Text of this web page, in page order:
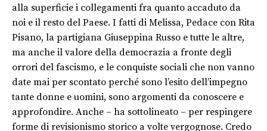
alla superficie i collegamenti fra quanto accaduto da
noi e il resto del Paese. I fatti di Melissa, Pedace con Rita
Pisano, la partigiana Giuseppina Russo e tutte le altre,
ma anche il valore della democrazia a fronte degli
orrori del fascismo, e le conquiste sociali che non vanno
date mai per scontato perché sono l’esito dell’impegno
tante donne e uomini, sono argomenti da conoscere e
approfondire. Anche – ha sottolineato – per respingere
forme di revisionismo storico a volte vergognose. Credo